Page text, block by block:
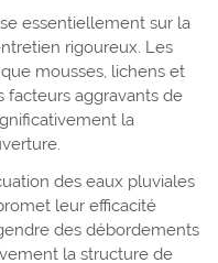
essentiellement sur la
rigoureux. Les
mousses, lichens et
facteurs aggravants de
la
des eaux pluviales
leur efficacité
des débordements
la structure de